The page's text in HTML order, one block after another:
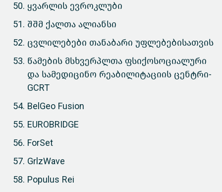
ყვარლის ევროკლუბი
შშმ ქალთა ალიანსი
ცვლილებები თანაბარი უფლებებისათვის
წამების მსხვერპლთა ფსიქოსოციალური
და სამედიცინო რეაბილიტაციის ცენტრი-
GCRT
BelGeo Fusion
EUROBRIDGE
ForSet
GrlzWave
Populus Rei